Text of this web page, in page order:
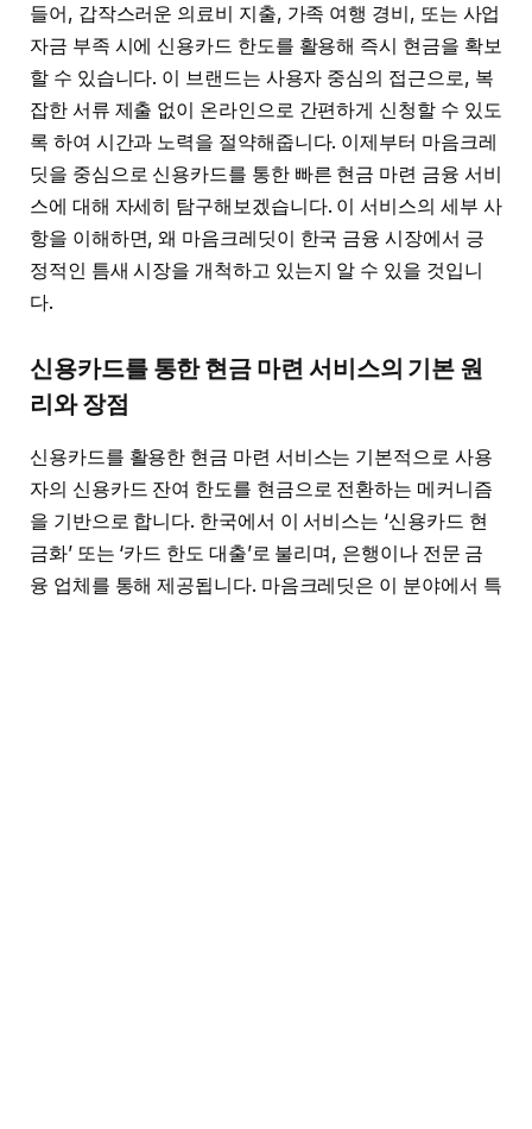
들어, 갑작스러운 의료비 지출, 가족 여행 경비, 또는 사업
자금 부족 시에 신용카드 한도를 활용해 즉시 현금을 확보
할 수 있습니다. 이 브랜드는 사용자 중심의 접근으로, 복
잡한 서류 제출 없이 온라인으로 간편하게 신청할 수 있도
록 하여 시간과 노력을 절약해줍니다. 이제부터 마음크레
딧을 중심으로 신용카드를 통한 빠른 현금 마련 금융 서비
스에 대해 자세히 탐구해보겠습니다. 이 서비스의 세부 사
항을 이해하면, 왜 마음크레딧이 한국 금융 시장에서 긍
정적인 틈새 시장을 개척하고 있는지 알 수 있을 것입니
다.
신용카드를 통한 현금 마련 서비스의 기본 원
리와 장점
신용카드를 활용한 현금 마련 서비스는 기본적으로 사용
자의 신용카드 잔여 한도를 현금으로 전환하는 메커니즘
을 기반으로 합니다. 한국에서 이 서비스는 ‘신용카드 현
금화’ 또는 ‘카드 한도 대출’로 불리며, 은행이나 전문 금
융 업체를 통해 제공됩니다. 마음크레딧은 이 분야에서 특